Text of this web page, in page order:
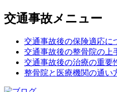
交通事故メニュー
交通事故後の保険適応に
交通事故後の整骨院の上
交通事故後の治療の重要
整骨院と医療機関の通い